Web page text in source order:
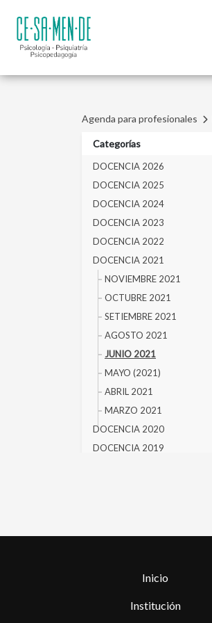
Agenda para profesionales
Categorías
DOCENCIA 2026
DOCENCIA 2025
DOCENCIA 2024
DOCENCIA 2023
DOCENCIA 2022
DOCENCIA 2021
NOVIEMBRE 2021
OCTUBRE 2021
SETIEMBRE 2021
AGOSTO 2021
JUNIO 2021
MAYO (2021)
ABRIL 2021
MARZO 2021
DOCENCIA 2020
DOCENCIA 2019
DOCENCIA 2012
Inicio
Institución